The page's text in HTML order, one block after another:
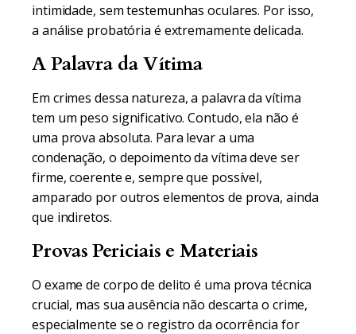
intimidade, sem testemunhas oculares. Por isso,
a análise probatória é extremamente delicada.
A Palavra da Vítima
Em crimes dessa natureza, a palavra da vítima
tem um peso significativo. Contudo, ela não é
uma prova absoluta. Para levar a uma
condenação, o depoimento da vítima deve ser
firme, coerente e, sempre que possível,
amparado por outros elementos de prova, ainda
que indiretos.
Provas Periciais e Materiais
O exame de corpo de delito é uma prova técnica
crucial, mas sua ausência não descarta o crime,
especialmente se o registro da ocorrência for